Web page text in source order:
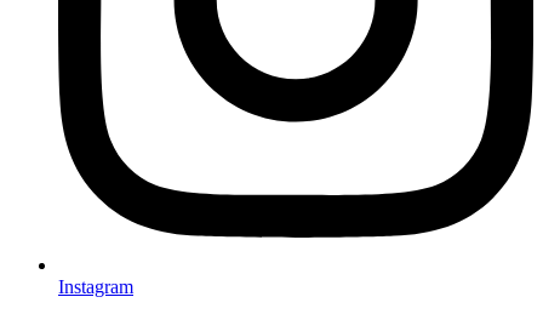
Instagram